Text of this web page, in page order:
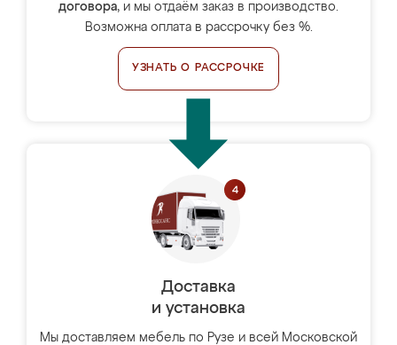
договора, и мы отдаём заказ в производство.
Возможна оплата в рассрочку без %.
УЗНАТЬ О РАССРОЧКЕ
Доставка
и установка
Мы доставляем мебель по Рузе и всей Московской